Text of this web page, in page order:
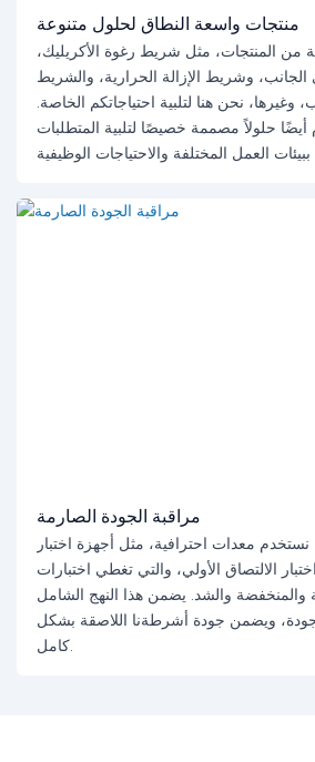
منتجات واسعة النطاق لحلول متنوعة
من المنتجات، مثل شريط رغوة الأكريليك،
وشريط الإزالة الحرارية، والشريط
وغيرها، نحن هنا لتلبية احتياجاتكم الخاصة.
حلولاً مصممة خصيصًا لتلبية المتطلبات
مراقبة الجودة الصارمة
نستخدم معدات احترافية، مثل أجهزة اختبار
الالتصاق الأولي، والتي تغطي اختبارات
والمنخفضة والشد. يضمن هذا النهج الشامل
ويضمن جودة أشرطةنا اللاصقة بشكل
كامل.